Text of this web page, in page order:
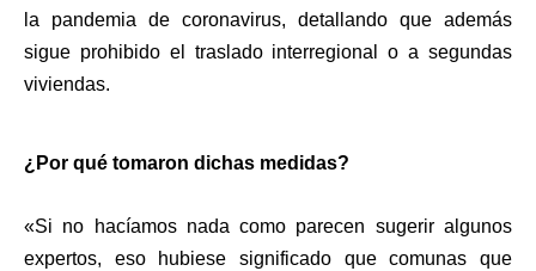
la pandemia de coronavirus, detallando que además
sigue prohibido el traslado interregional o a segundas
viviendas.
¿Por qué tomaron dichas medidas?
«Si no hacíamos nada como parecen sugerir algunos
expertos, eso hubiese significado que comunas que